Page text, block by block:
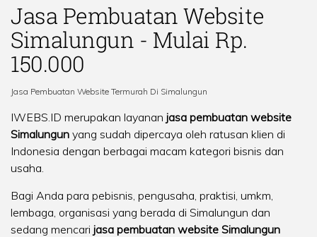
Jasa Pembuatan Website
Simalungun - Mulai Rp.
150.000
Jasa Pembuatan Website Termurah Di Simalungun
IWEBS.ID merupakan layanan jasa pembuatan website
Simalungun yang sudah dipercaya oleh ratusan klien di
Indonesia dengan berbagai macam kategori bisnis dan
usaha.
Bagi Anda para pebisnis, pengusaha, praktisi, umkm,
lembaga, organisasi yang berada di Simalungun dan
sedang mencari jasa pembuatan website Simalungun